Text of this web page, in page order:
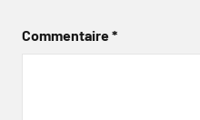
Commentaire*